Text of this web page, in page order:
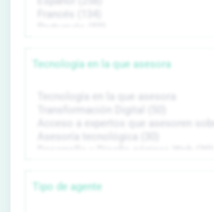
Tecnología en la que asesora
Tipo de agente